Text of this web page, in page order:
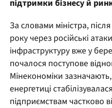
підтримки бізнесу й
За словами міністра,
року через російські
інфраструктуру вже у
почалося поступове
Мінекономіки
енергетиці
підприємствам частково